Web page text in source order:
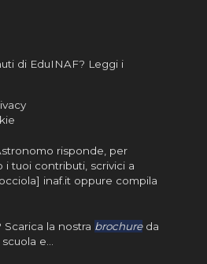
di EduINAF? Leggi i
risponde, per
i tuoi contributi, scrivici a
inaf.it oppure compila
la nostra brochureda
e…